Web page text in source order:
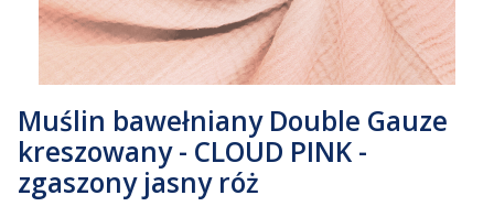
Muślin bawełniany Double Gauze
kreszowany - CLOUD PINK -
zgaszony jasny róż